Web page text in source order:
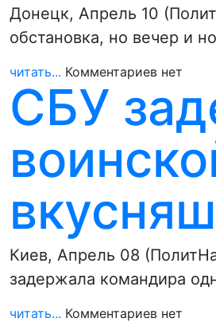
Донецк, Апрель 10
обстановка, но вечер и
читать... Комментариев нет
СБУ
Киев, Апрель 08
задержала командира
читать... Комментариев нет